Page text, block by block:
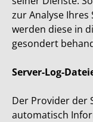
zur Analyse
werden diese in
gesondert
Server-Log-
Der Provider der
automatisch